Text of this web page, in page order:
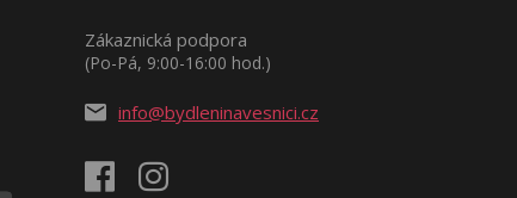
Zákaznická podpora
(Po-Pá, 9:00-16:00 hod.)
info@bydleninavesnici.cz